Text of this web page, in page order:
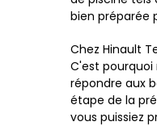
bien préparée
Chez Hinault
C'est
répondre aux
étape de la
vous puissiez